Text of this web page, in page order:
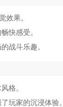
效果。
快感受。
战斗乐趣。
格。
玩家的沉浸体验。